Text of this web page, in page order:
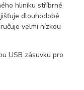
hliníku stříbrné
dlouhodobé
velmi nízkou
USB zásuvku pro